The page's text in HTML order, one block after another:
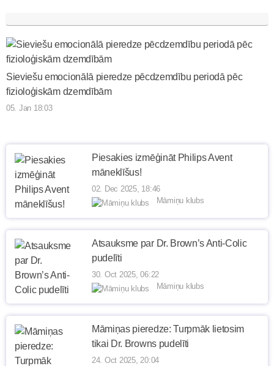
Sieviešu emocionālā pieredze pēcdzemdību periodā pēc
fizioloģiskām dzemdībām
05. Jan 18:03
Piesakies izmēģināt Philips Avent
māneklīšus!
02. Dec 2025, 18:46
Māmiņu klubs
Atsauksme par Dr. Brown’s Anti-Colic
pudelīti
30. Oct 2025, 06:22
Māmiņu klubs
Māmiņas pieredze: Turpmāk lietosim
tikai Dr. Browns pudelīti
24. Oct 2025, 20:04